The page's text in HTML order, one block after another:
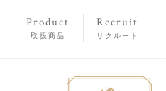
Product
取扱商品
Recruit
リクルート